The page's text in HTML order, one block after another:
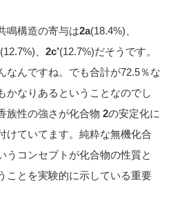
鳴構造の寄与は2a(18.4%)、
(12.7%)、 2c’(12.7%)だそうです。
なんですね。でも合計が72.5％な
かなりあるということなのでし
族性の強さが化合物 2の安定化に
けていてます。純粋な無機化合
うコンセプトが化合物の性質と
とを実験的に示している重要